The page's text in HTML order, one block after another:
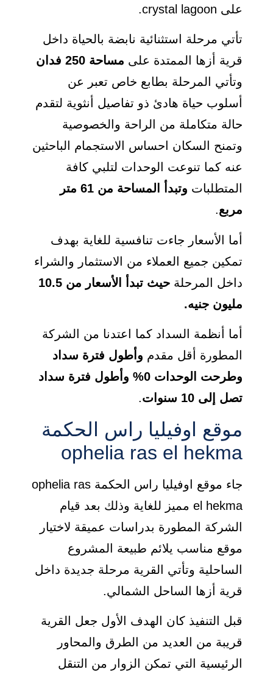
على crystal lagoon.
تأتي مرحلة استثنائية نابضة بالحياة داخل
قرية أزها الممتدة على مساحة 250 فدان
وتأتي المرحلة بطابع خاص تعبر عن
أسلوب حياة هادئ ذو تفاصيل أنثوية لتقدم
حالة متكاملة من الراحة والخصوصية
وتمنح السكان احساس الاستجمام الباحثين
عنه كما تنوعت الوحدات لتلبي كافة
المتطلبات
وتبدأ المساحة من 61 متر
مربع.
أما الأسعار جاءت تنافسية للغاية بهدف
تمكين جميع العملاء من الاستثمار والشراء
داخل المرحلة
حيث تبدأ الأسعار من 10.5
مليون جنيه.
أما أنظمة السداد كما اعتدنا من الشركة
المطورة أقل مقدم وأطول فترة سداد
وطرحت الوحدات 0% وأطول فترة سداد
تصل إلى 10 سنوات
.
موقع اوفيليا راس الحكمة
ophelia ras el hekma
جاء موقع اوفيليا راس الحكمة ophelia ras
el hekma مميز للغاية وذلك بعد قيام
الشركة المطورة بدراسات عميقة لاختيار
موقع مناسب يلائم طبيعة المشروع
الساحلية وتأتي القرية مرحلة جديدة داخل
قرية أزها الساحل الشمالي.
قبل التنفيذ كان الهدف الأول جعل القرية
قريبة من العديد من الطرق والمحاور
الرئيسية التي تمكن الزوار من التنقل